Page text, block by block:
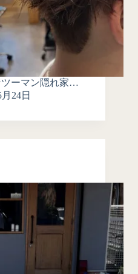
ツーマン隠れ家…
24日